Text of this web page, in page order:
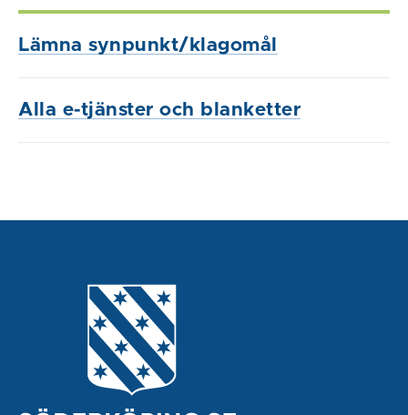
Lämna synpunkt/klagomål
Alla e-tjänster och blanketter